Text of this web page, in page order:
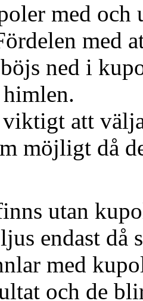
med och
med
ned i
himlen.
att
möjligt då
utan
endast då
med
och de